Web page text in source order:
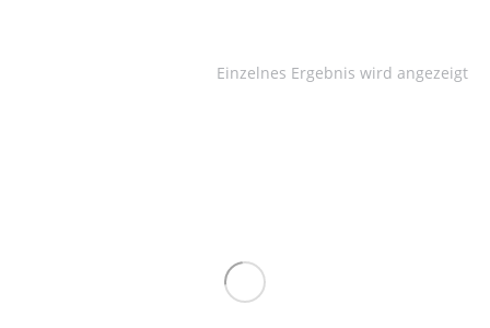
Einzelnes Ergebnis wird angezeigt